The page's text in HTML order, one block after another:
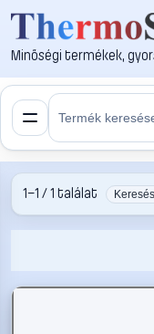
Minőségi termékek,
1–1 / 1 találat